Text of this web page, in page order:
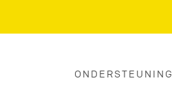
ONDERSTEUNING